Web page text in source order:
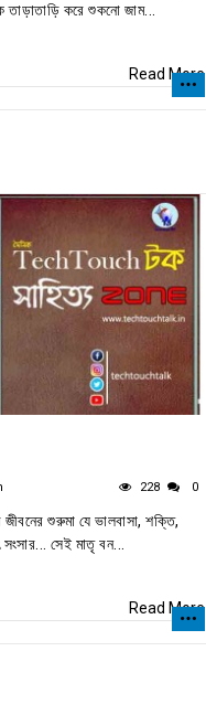
তাড়াতাড়ি করে শুকনো জাম...
Read More
228 0
জীবনের শুরুমা যে ভালবাসা, শক্তি,
সেই মাতৃ বন...
Read More